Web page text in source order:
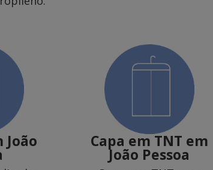
João Capa em TNT em
João Pessoa